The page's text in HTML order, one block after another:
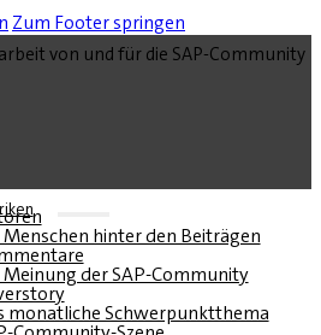
Zum Footer springen
von und für die SAP-Community
Menschen hinter den Beiträgen
Meinung der SAP-Community
monatliche Schwerpunktthema